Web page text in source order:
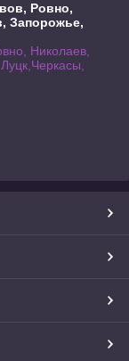
Ровно,
Запорожье,
Николаев,